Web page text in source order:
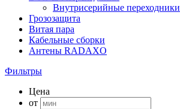
Внутрисерийные переходники
Грозозащита
Витая пара
Кабельные сборки
Антены RADAXO
Фильтры
Цена
от